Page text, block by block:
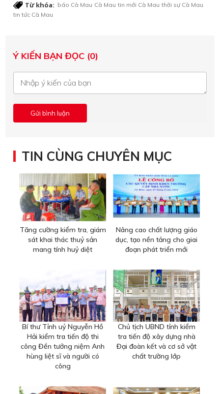
Từ khóa: báo Cà Mau Cà Mau tin mới Cà Mau thời sự Cà Mau
tin tức Cà Mau
Ý KIẾN BẠN ĐỌC (0)
TIN CÙNG CHUYÊN MỤC
Tăng cường kiểm tra, giám
sát khai thác thuỷ sản
mang tính huỷ diệt
Nâng cao chất lượng giáo
dục, tạo nền tảng cho giai
đoạn phát triển mới
Bí thư Tỉnh uỷ Nguyễn Hồ
Hải kiểm tra tiến độ thi
công Đền tưởng niệm Anh
hùng liệt sĩ và người có
công
Chủ tịch UBND tỉnh kiểm
tra tiến độ xây dựng nhà
Đại đoàn kết và cơ sở vật
chất trường lớp